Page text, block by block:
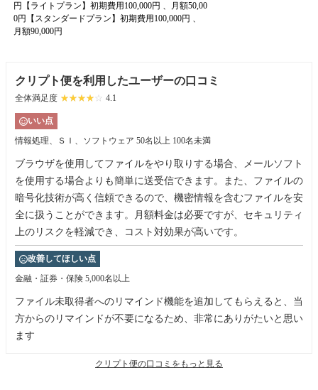
円【ライトプラン】初期費用100,000円 、月額50,00
0円【スタンダードプラン】初期費用100,000円 、
月額90,000円
クリプト便を利用したユーザーの口コミ
全体満足度 ☆☆☆☆☆
★★★★★ 4.1
いい点
情報処理、ＳＩ、ソフトウェア 50名以上 100名未満
ブラウザを使用してファイルをやり取りする場合、メールソフト
を使用する場合よりも簡単に送受信できます。また、ファイルの
暗号化技術が高く信頼できるので、機密情報を含むファイルを安
全に扱うことができます。月額料金は必要ですが、セキュリティ
上のリスクを軽減でき、コスト対効果が高いです。
改善してほしい点
金融・証券・保険 5,000名以上
ファイル未取得者へのリマインド機能を追加してもらえると、当
方からのリマインドが不要になるため、非常にありがたいと思い
ます
クリプト便の口コミをもっと見る